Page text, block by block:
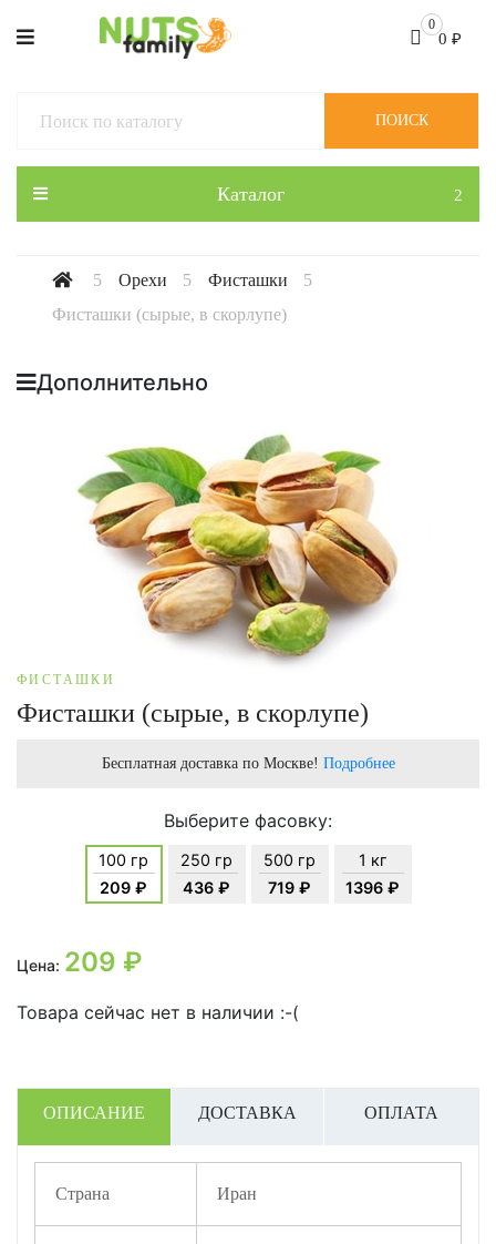
0
0 ₽
Каталог
ПОИСК
Орехи
Фисташки
Фисташки (сырые, в скорлупе)
Дополнительно
ФИСТАШКИ
Фисташки (сырые, в скорлупе)
Бесплатная доставка по Москве! Подробнее
Выберите фасовку:
100 гр
209 ₽
250 гр
436 ₽
500 гр
719 ₽
1 кг
1396 ₽
Цена: 209 ₽
Товара сейчас нет в наличии :-(
ОПИСАНИЕ ДОСТАВКА ОПЛАТА
Страна Иран